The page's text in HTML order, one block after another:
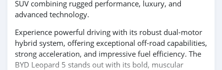
SUV combining rugged performance, luxury, and
advanced technology.
Experience powerful driving with its robust dual-motor
hybrid system, offering exceptional off-road capabilities,
strong acceleration, and impressive fuel efficiency. The
BYD Leopard 5 stands out with its bold, muscular